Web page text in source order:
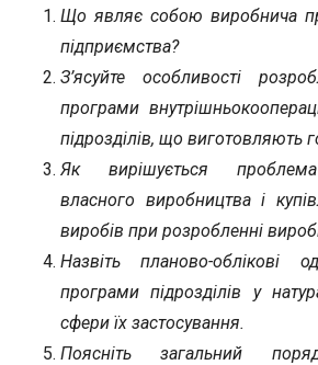
Що являє собою виробнича
підприємства?
З’ясуйте особливості
програми
підрозділів, що виготовляють
Як вирішується проблема
власного виробництва і
виробів при розробленні
Назвіть планово-облікові
програми підрозділів у
сфери їх застосування.
Поясніть загальний